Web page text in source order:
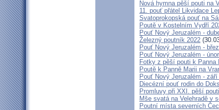
Nová hymna pěší pouti na
11. pouť přátel Likvidace
Svatoprokopská pouť na
Poutě v Kostelním Vydří
Pouť Nový Jeruzalém -
Železný poutník 2022
Pouť Nový Jeruzalém -
Pouť Nový Jeruzalém -
Fotky z pěší pouti k Panna
Poutě k Panně Marii na
Pouť Nový Jeruzalém - září
Diecézní pouť rodin do
Promluvy při XXI. pěší
Mše svatá na Velehradě v
Poutní místa severních